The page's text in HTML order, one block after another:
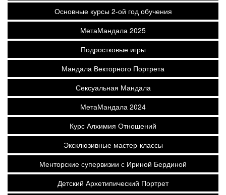
Основные курсы 2-ой год обучения
МетаМандала 2025
Подростковые игры
Мандала Векторного Портрета
Сексуальная Мандала
МетаМандала 2024
Курс Алхимия Отношений
Эксклюзивные мастер-классы
Менторские супервизии с Ириной Бердиной
Детский Архетипический Портрет